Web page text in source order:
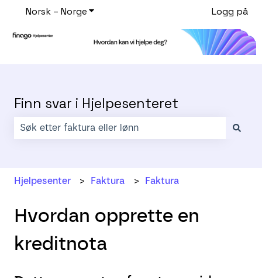
Norsk – NorgeVis undermeny for oversettelserLogg på
Finn svar i Hjelpesenteret
Hjelpesenter Faktura Faktura
Hvordan opprette en
kreditnota